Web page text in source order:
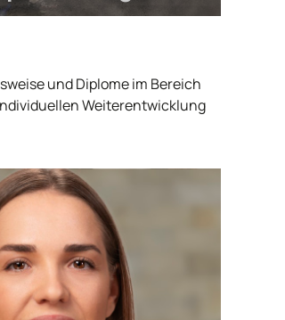
und Diplome im Bereich
Weiterentwicklung